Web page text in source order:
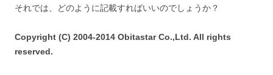
それでは、どのように記載すればいいのでしょうか？
Copyright (C) 2004-2014 Obitastar Co.,Ltd. All rights
reserved.